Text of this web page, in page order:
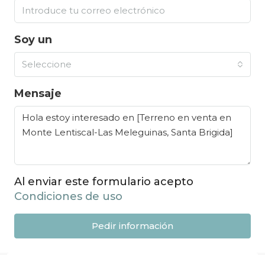
Soy un
Seleccione
Mensaje
Al enviar este formulario acepto
Condiciones de uso
Pedir información